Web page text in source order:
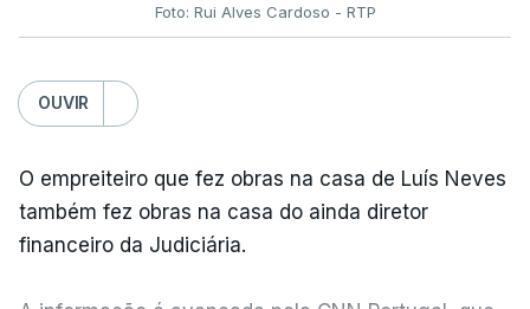
Foto: Rui Alves Cardoso - RTP
OUVIR
O empreiteiro que fez obras na casa de Luís Neves
também fez obras na casa do ainda diretor
financeiro da Judiciária.